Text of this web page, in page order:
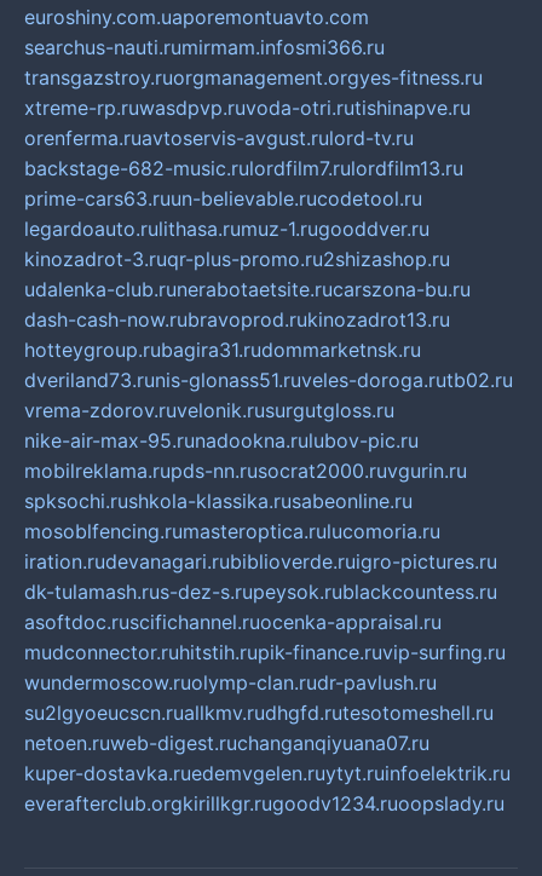
euroshiny.com.uaporemontuavto.com
searchus-nauti.rumirmam.infosmi366.ru
transgazstroy.ruorgmanagement.orgyes-fitness.ru
xtreme-rp.ruwasdpvp.ruvoda-otri.rutishinapve.ru
orenferma.ruavtoservis-avgust.rulord-tv.ru
backstage-682-music.rulordfilm7.rulordfilm13.ru
prime-cars63.ruun-believable.rucodetool.ru
legardoauto.rulithasa.rumuz-1.rugooddver.ru
kinozadrot-3.ruqr-plus-promo.ru2shizashop.ru
udalenka-club.runerabotaetsite.rucarszona-bu.ru
dash-cash-now.rubravoprod.rukinozadrot13.ru
hotteygroup.rubagira31.rudommarketnsk.ru
dveriland73.runis-glonass51.ruveles-doroga.rutb02.ru
vrema-zdorov.ruvelonik.rusurgutgloss.ru
nike-air-max-95.runadookna.rulubov-pic.ru
mobilreklama.rupds-nn.rusocrat2000.ruvgurin.ru
spksochi.rushkola-klassika.rusabeonline.ru
mosoblfencing.rumasteroptica.rulucomoria.ru
iration.rudevanagari.rubiblioverde.ruigro-pictures.ru
dk-tulamash.rus-dez-s.rupeysok.rublackcountess.ru
asoftdoc.ruscifichannel.ruocenka-appraisal.ru
mudconnector.ruhitstih.rupik-finance.ruvip-surfing.ru
wundermoscow.ruolymp-clan.rudr-pavlush.ru
su2lgyoeucscn.ruallkmv.rudhgfd.rutesotomeshell.ru
netoen.ruweb-digest.ruchanganqiyuana07.ru
kuper-dostavka.ruedemvgelen.ruytyt.ruinfoelektrik.ru
everafterclub.orgkirillkgr.rugoodv1234.ruoopslady.ru